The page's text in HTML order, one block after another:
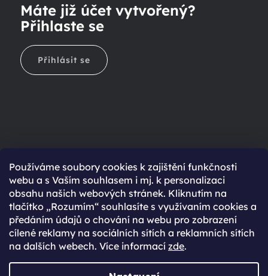
Používáme soubory cookies k zajištění funkčnosti
webu a s Vaším souhlasem i mj. k personalizaci
obsahu našich webových stránek. Kliknutím na
tlačítko „Rozumím“ souhlasíte s využívaním cookies a
předáním údajů o chování na webu pro zobrazení
cílené reklamy na sociálních sítích a reklamních sítích
na dalších webech. Více informací zde.
Máte již účet vytvořený?
Přihlaste se
Přihlásit se
Ještě nemáte účet?
Rychlejší nákup díky uloženým údajům
Přehled o stavu objednávky
Kompletní historie objednávek
Speciální akce, novinky a slevy pro registrované